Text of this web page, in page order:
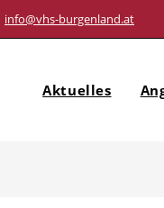
info@vhs-burgenland.at
Aktuelles